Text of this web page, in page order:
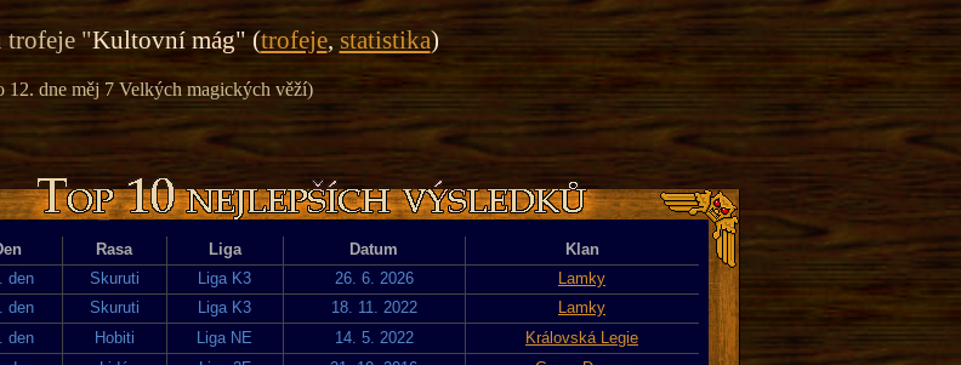
trofeje "Kultovní mág" (trofeje,statistika)
12. dne měj 7 Velkých magických věží)
Rasa Liga Datum
Klan
den Skuruti Liga K3 26. 6. 2026
Lamky
den Skuruti Liga K3 18. 11. 2022
Lamky
den Hobiti Liga NE 14. 5. 2022
Královská Legie